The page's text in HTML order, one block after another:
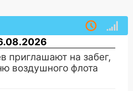
приглашают на забег,
воздушного флота